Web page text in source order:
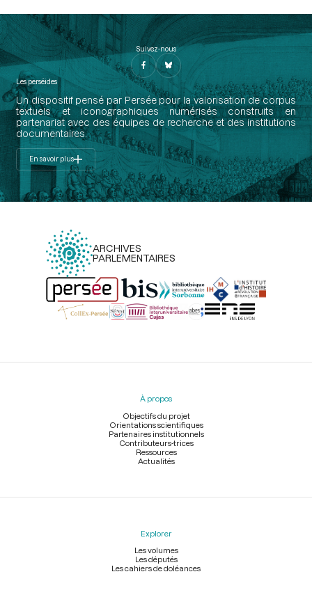
Suivez-nous
Les perséides
Un dispositif pensé par Persée pour la valorisation de corpus
textuels et iconographiques numérisés construits en
partenariat avec des équipes de recherche et des institutions
documentaires.
En savoir plus
ARCHIVES
PARLEMENTAIRES
Menu
À propos
Objectifs du projet
Orientations scientifiques
Partenaires institutionnels
Contributeurs-trices
Ressources
Actualités
Explorer
Les volumes
Les députés
Les cahiers de doléances